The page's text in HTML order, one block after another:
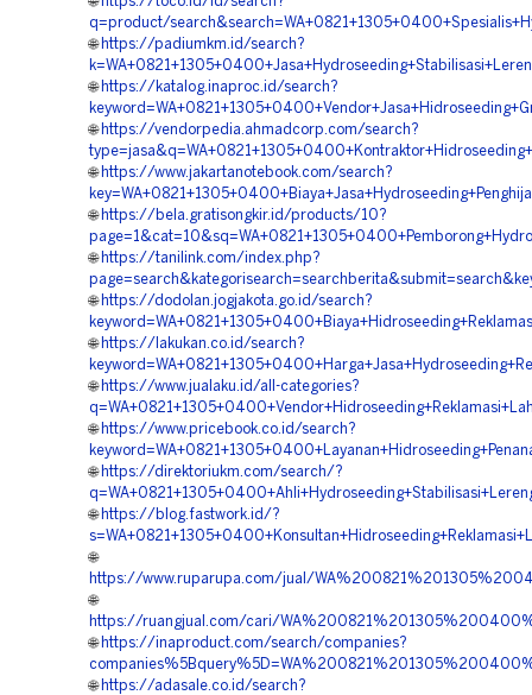
q=product/
🌐 https://padiumkm.id/search?
🌐 https://katalog.inaproc.id/search?
🌐 https://vendorpedia.ahmadcorp.com/search?
🌐 https://www.jakartanotebook.com/search?
🌐 https://bela.gratisongkir.id/products/10?
🌐 https://tanilink.com/index.php?
🌐 https://dodolan.jogjakota.go.id/search?
🌐 https://lakukan.co.id/search?
🌐 https://www.jualaku.id/all-categories?
🌐 https://www.pricebook.co.id/search?
🌐 https://direktoriukm.com/search/?
🌐 https://blog.fastwork.id/?
🌐
https://www.ruparupa.com/jual/
🌐
https://ruangjual.com/cari/
🌐 https://inaproduct.com/search/companies?
🌐 https://adasale.co.id/search?